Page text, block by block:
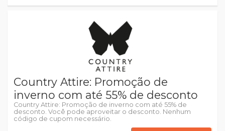
Country Attire: Promoção de
inverno com até 55% de desconto
Country Attire: Promoção de inverno com até 55% de
desconto. Você pode aproveitar o desconto. Nenhum
código de cupom necessário.